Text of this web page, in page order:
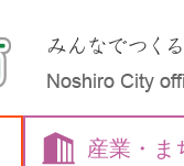
産業・ ま